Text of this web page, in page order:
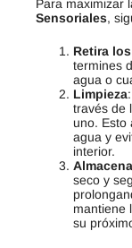
Para maximizar
Sensoriales,
Retira
termines
agua o
Limpieza
través de
uno. Esto
agua y
interior.
seco y
mantiene
su